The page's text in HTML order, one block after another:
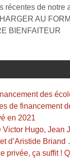
récentes de notre
AU
BIENFAITEUR
des
de financement
en 2021
Victor Hugo, Jean
d’Aristide Briand
privée, ça suffit !